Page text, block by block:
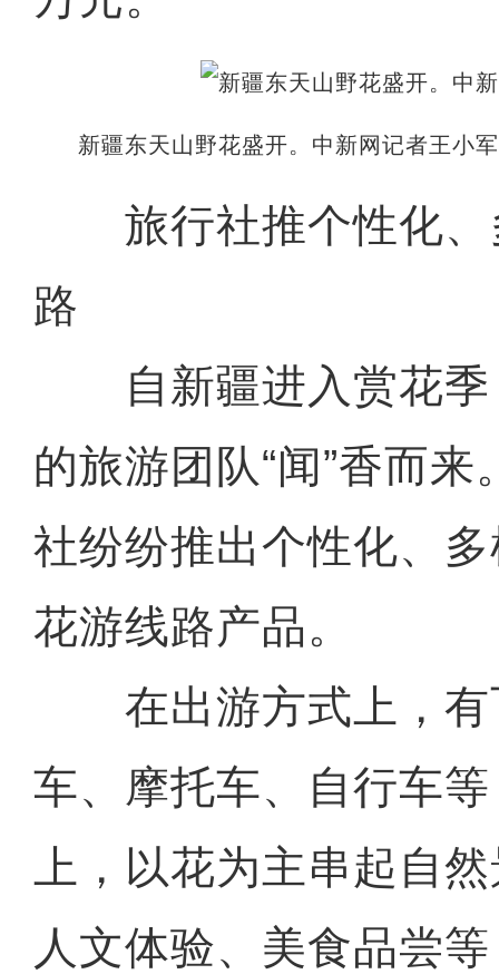
新疆东天山野花盛开。中新网记者王小
旅行社推个性化、
路
自新疆进入赏花季
的旅游团队“闻”香而
社纷纷推出个性化、
花游线路产品。
在出游方式上，有
车、摩托车、自行车
上，以花为主串起自
人文体验、美食品尝